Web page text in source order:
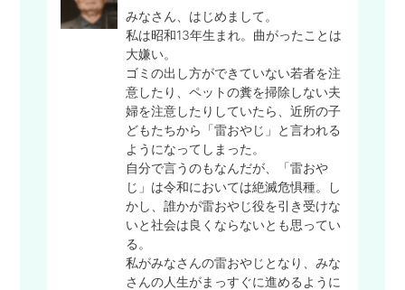
みなさん、はじめまして。
私は昭和13年生まれ。曲がったことは
大嫌い。
ゴミの出し方ができていない若者を注
意したり、ペットの糞を掃除しない夫
婦を注意したりしていたら、近所の子
どもたちから「雷おやじ」と言われる
ようになってしまった。
自分で言うのもなんだが、「雷おや
じ」は令和においては絶滅危惧種。し
かし、誰かが雷おやじ役を引き受けな
いと社会は良くならないとも思ってい
る。
私がみなさんの雷おやじとなり、みな
さんの人生がまっすぐに進めるように